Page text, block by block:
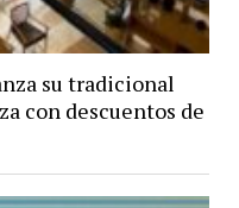
su tradicional
con descuentos de